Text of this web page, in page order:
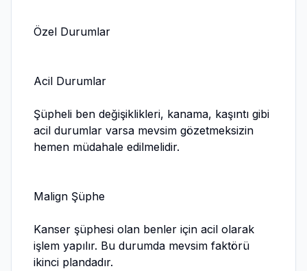
Özel Durumlar
Acil Durumlar
Şüpheli ben değişiklikleri, kanama, kaşıntı gibi
acil durumlar varsa mevsim gözetmeksizin
hemen müdahale edilmelidir.
Malign Şüphe
Kanser şüphesi olan benler için acil olarak
işlem yapılır. Bu durumda mevsim faktörü
ikinci plandadır.